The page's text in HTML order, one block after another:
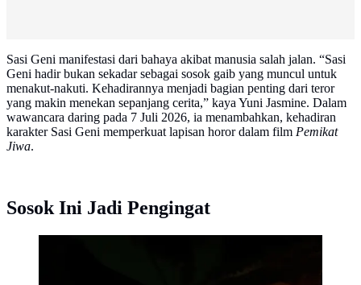
Sasi Geni manifestasi dari bahaya akibat manusia salah jalan. “Sasi
Geni hadir bukan sekadar sebagai sosok gaib yang muncul untuk
menakut-nakuti. Kehadirannya menjadi bagian penting dari teror
yang makin menekan sepanjang cerita,” kaya Yuni Jasmine. Dalam
wawancara daring pada 7 Juli 2026, ia menambahkan, kehadiran
karakter Sasi Geni memperkuat lapisan horor dalam film Pemikat
Jiwa.
Sosok Ini Jadi Pengingat